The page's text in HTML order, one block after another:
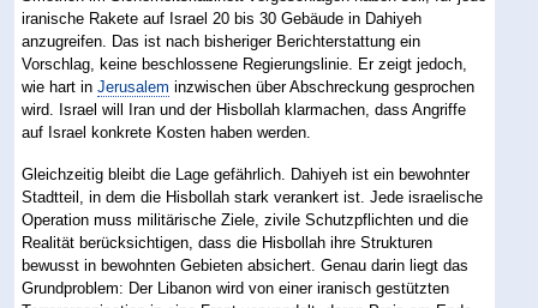
iranische Rakete auf Israel 20 bis 30 Gebäude in Dahiyeh
anzugreifen. Das ist nach bisheriger Berichterstattung ein
Vorschlag, keine beschlossene Regierungslinie. Er zeigt jedoch,
wie hart inJerusalem inzwischen über Abschreckung gesprochen
wird. Israel will Iran und der Hisbollah klarmachen, dass Angriffe
auf Israel konkrete Kosten haben werden.
Gleichzeitig bleibt die Lage gefährlich. Dahiyeh ist ein bewohnter
Stadtteil, in dem die Hisbollah stark verankert ist. Jede israelische
Operation muss militärische Ziele, zivile Schutzpflichten und die
Realität berücksichtigen, dass die Hisbollah ihre Strukturen
bewusst in bewohnten Gebieten absichert. Genau darin liegt das
Grundproblem: Der Libanon wird von einer iranisch gestützten